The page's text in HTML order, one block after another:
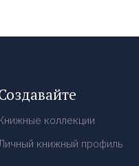
коллекции
книжный профиль